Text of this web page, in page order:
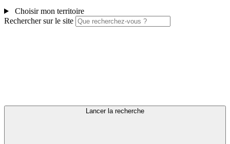
Choisir mon territoire
Rechercher sur le site
Lancer la recherche